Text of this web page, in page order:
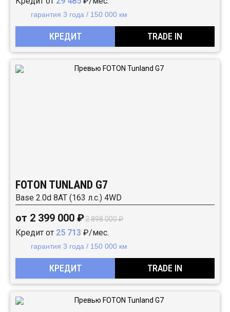
гарантия 3 года / 150 000 км
КРЕДИТ TRADE IN
FOTON TUNLAND G7
Base 2.0d 8AT (163 л.с.) 4WD
от 2 399 000 ₽2 898 000 ₽
Кредит от 25 713 ₽/мес.
гарантия 3 года / 150 000 км
КРЕДИТ TRADE IN